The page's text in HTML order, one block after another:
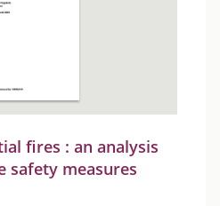
fires : an analysis
safety measures